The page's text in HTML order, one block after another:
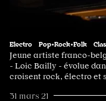
Electro Pop•Rock•Folk
Jeune artiste franco-
- Loic Bailly - évolue
croisent rock, électro et
31 mars 21